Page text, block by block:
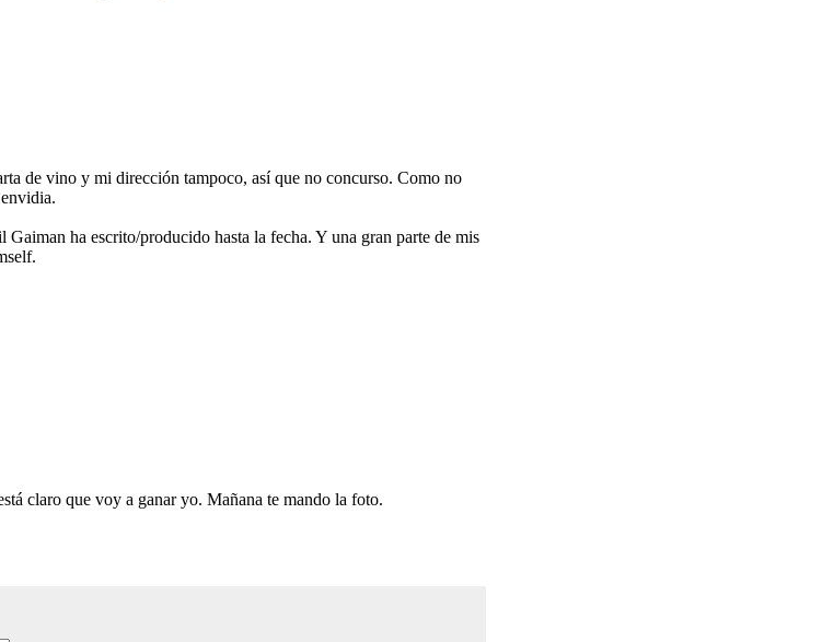
de vino y mi dirección tampoco, así que no concurso. Como no
ha escrito/producido hasta la fecha. Y una gran parte de mis
claro que voy a ganar yo. Mañana te mando la foto.